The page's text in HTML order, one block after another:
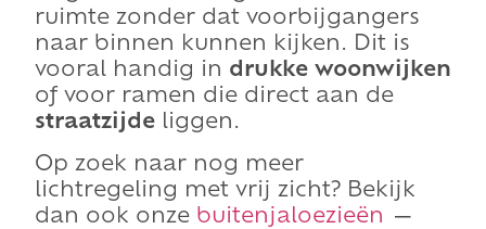
ruimte zonder dat voorbijgangers
naar binnen kunnen kijken. Dit is
vooral handig in drukke woonwijken
of voor ramen die direct aan de
straatzijde liggen.
Op zoek naar nog meer
lichtregeling met vrij zicht? Bekijk
dan ook onze buitenjaloezieën
—